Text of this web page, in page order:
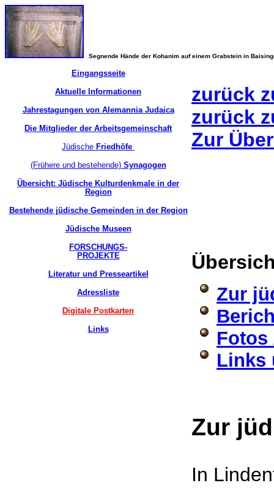
Segnende Hände der Kohanim auf einem Grabstein in
Eingangsseite
Aktuelle Informationen
Jahrestagungen von Alemannia Judaica
Die Mitglieder der Arbeitsgemeinschaft
Jüdische Friedhöfe
(Frühere und bestehende)Synagogen
Übersicht: Jüdische Kulturdenkmale in der
Region
Bestehende jüdische Gemeinden in der Region
Jüdische Museen
FORSCHUNGS-
PROJEKTE
Literatur und Presseartikel
Adressliste
Digitale Postkarten
Links
zurück
zurück
Zur
Zur
Fotos
Links
Zur
In